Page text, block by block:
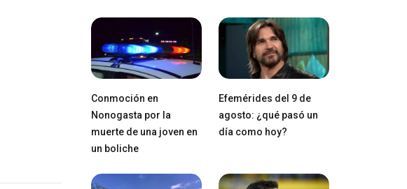
Conmoción en
Nonogasta por la
muerte de una joven en
un boliche
Efemérides del 9 de
agosto: ¿qué pasó un
día como hoy?